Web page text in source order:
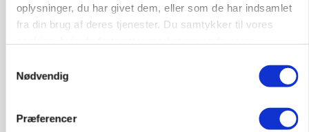
oplysninger, du har givet dem, eller som de har indsamlet
fra din brug af deres tjenester. Du samtykker til vores
Nødvendig
Præferencer
Annonce
Loading...